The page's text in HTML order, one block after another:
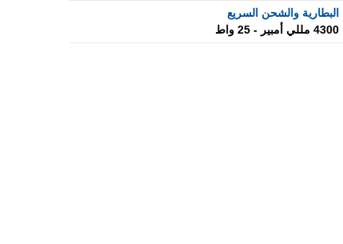
البطارية والشحن السريع
4300 مللي أمبير - 25 واط